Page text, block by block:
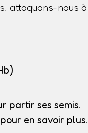
attaquons-nous à
partir ses semis.
en savoir plus.